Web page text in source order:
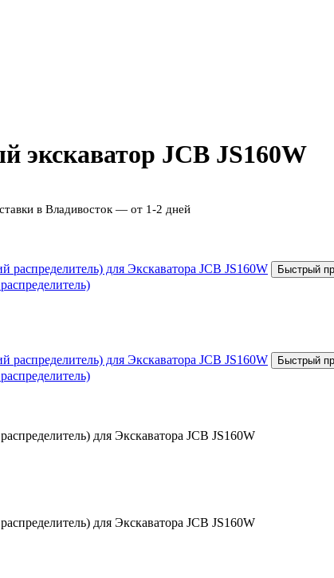
экскаватор JCB JS160W
в Владивосток — от 1-2 дней
для Экскаватора JCB JS160W
для Экскаватора JCB JS160W